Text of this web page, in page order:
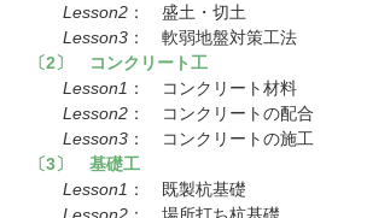
Lesson2 ： 盛土・切土
Lesson3 ： 軟弱地盤対策工法
〔2〕 コンクリート工
Lesson1 ： コンクリート材料
Lesson2 ： コンクリートの配合
Lesson3 ： コンクリートの施工
〔3〕 基礎工
Lesson1 ： 既製杭基礎
Lesson2 ： 場所打ち杭基礎